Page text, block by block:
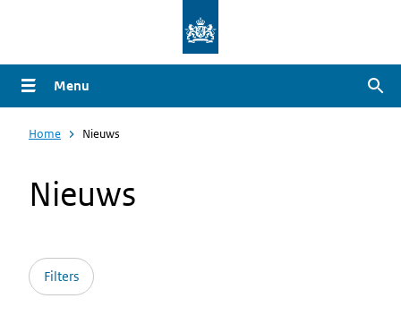
naar
de
gaan
Menu
Home Nieuws
Nieuws
Filters